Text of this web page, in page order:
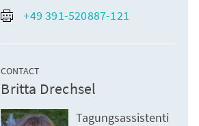
+49 391-520887-121
CONTACT
Britta Drechsel
Tagungsassistenti